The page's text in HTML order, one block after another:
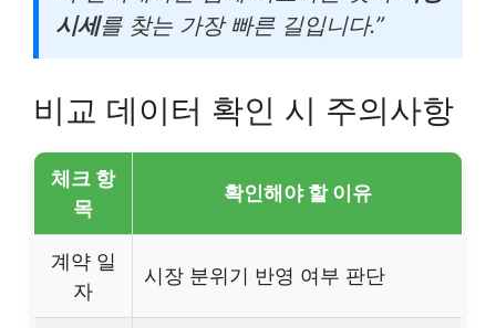
시세를 찾는 가장 빠른 길입니다.”
비교 데이터 확인 시 주의사항
체크 항
목
확인해야 할 이유
계약 일
자
시장 분위기 반영 여부 판단